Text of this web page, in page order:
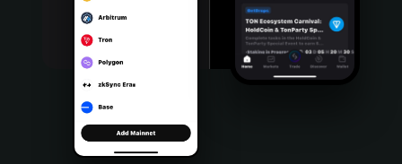
Bahasa Indonesia
Português (Brasil)
Español (Argentina)